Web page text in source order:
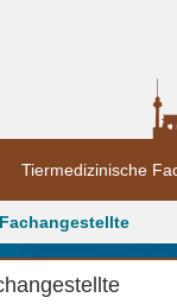
Tiermedizinische